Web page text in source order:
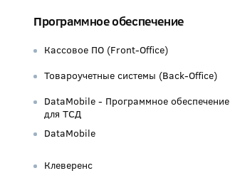
Программное обеспечение
Кассовое ПО (Front-Office)
Товароучетные системы (Back-Office)
DataMobile - Программное обеспечение
для ТСД
DataMobile
Клеверенс